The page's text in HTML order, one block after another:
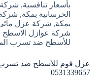
بأسعار تنافسية,
الخرسانية بمكة,
بمكة, شركة عزل
شركة عوازل
للأسطح ضد تسرب
عزل فوم للأسطح ضد تسرب
0531339657